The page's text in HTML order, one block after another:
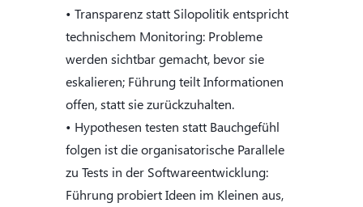
• Transparenz statt Silopolitik entspricht
technischem Monitoring: Probleme
werden sichtbar gemacht, bevor sie
eskalieren; Führung teilt Informationen
offen, statt sie zurückzuhalten.
• Hypothesen testen statt Bauchgefühl
folgen ist die organisatorische Parallele
zu Tests in der Softwareentwicklung:
Führung probiert Ideen im Kleinen aus,